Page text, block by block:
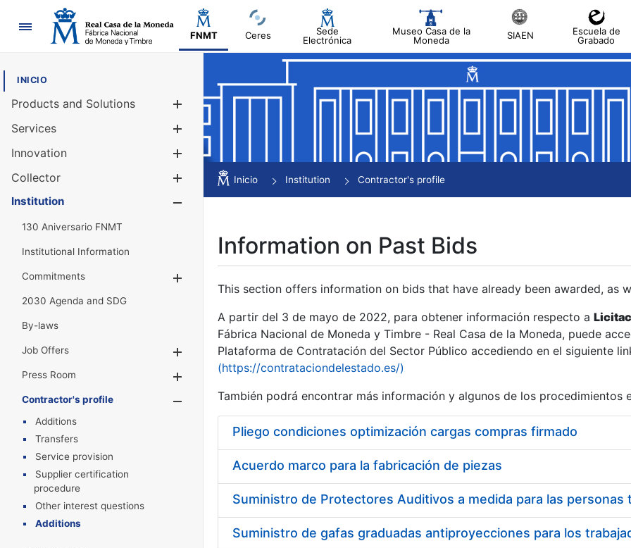
Navigation
FNMT Ceres
Sede
Electrónica
Museo Casa de la
Moneda
SIAEN
Escuela de
Grabado
INICIO
Products and Solutions
Services
Innovation
Collector
Show/Hide
Institution
130 Aniversario FNMT
Institutional Information
Commitments
2030 Agenda and SDG
By-laws
Job Offers
Show/Hide
Press Room
Show/Hide
Contractor's profile
Show/Hide
Additions
Transfers
Service provision
Supplier certification
procedure
Other interest questions
Additions
Inicio Institution Contractor's profile
Information on Past Bids
This section offers information on bids that have already been awarded, as
A partir del 3 de mayo de 2022, para obtener información respecto a
Fábrica Nacional de Moneda y Timbre - Real Casa de la Moneda, puede
Plataforma de Contratación del Sector Público accediendo en el siguiente
(https://contrataciondelestado.es/)
También podrá encontrar más información y algunos de los procedimientos
Pliego condiciones optimización cargas compras firmado
Acuerdo marco para la fabricación de piezas